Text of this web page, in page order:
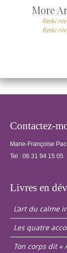
avec les
des
et les
Post
More
Reiki
Reiki
Contactez-
Marie-Françoise
Tel : 06 31 94 15 05
Livres en
L’art du calme
Les quatre
Ton corps dit «